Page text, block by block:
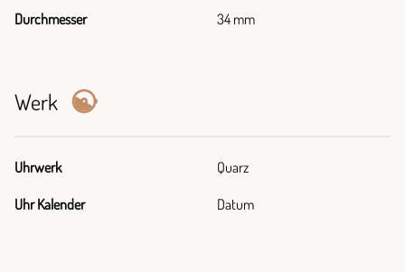
Durchmesser 34 mm
Werk
Uhrwerk Quarz
Uhr Kalender Datum